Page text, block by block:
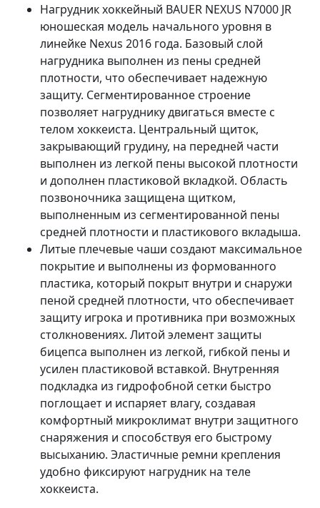
Нагрудник хоккейный BAUER NEXUS N7000 JR
юношеская модель начального уровня в
линейке Nexus 2016 года. Базовый слой
нагрудника выполнен из пены средней
плотности, что обеспечивает надежную
защиту. Сегментированное строение
позволяет нагруднику двигаться вместе с
телом хоккеиста. Центральный щиток,
закрывающий грудину, на передней части
выполнен из легкой пены высокой плотности
и дополнен пластиковой вкладкой. Область
позвоночника защищена щитком,
выполненным из сегментированной пены
средней плотности и пластикового вкладыша.
Литые плечевые чаши создают максимальное
покрытие и выполнены из формованного
пластика, который покрыт внутри и снаружи
пеной средней плотности, что обеспечивает
защиту игрока и противника при возможных
столкновениях. Литой элемент защиты
бицепса выполнен из легкой, гибкой пены и
усилен пластиковой вставкой. Внутренняя
подкладка из гидрофобной сетки быстро
поглощает и испаряет влагу, создавая
комфортный микроклимат внутри защитного
снаряжения и способствуя его быстрому
высыханию. Эластичные ремни крепления
удобно фиксируют нагрудник на теле
хоккеиста.